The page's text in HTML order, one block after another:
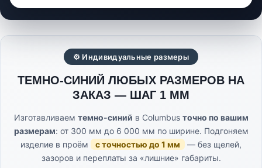
⚙ Индивидуальные размеры
ТЕМНО-СИНИЙ ЛЮБЫХ РАЗМЕРОВ НА
ЗАКАЗ — ШАГ 1 ММ
Изготавливаем темно-синий в Columbus точно по вашим
размерам: от 300 мм до 6 000 мм по ширине. Подгоняем
изделие в проём
с точностью до 1 мм
— без щелей,
зазоров и переплаты за «лишние» габариты.